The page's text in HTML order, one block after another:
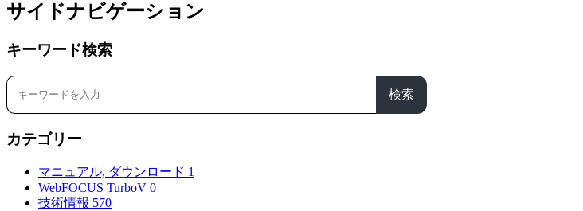
サイドナビゲーション
キーワード検索
検索
カテゴリー
マニュアル, ダウンロード 1
WebFOCUS TurboV 0
技術情報 570